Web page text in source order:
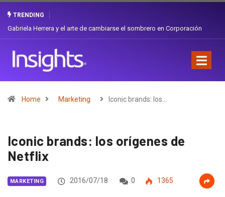
TRENDING
Gabriela Herrera y el arte de cambiarse el sombrero en Corporación
Home Marketing Iconic brands: los…
Iconic brands: los orígenes de
Netflix
MARKETING 2016/07/18 0 1365